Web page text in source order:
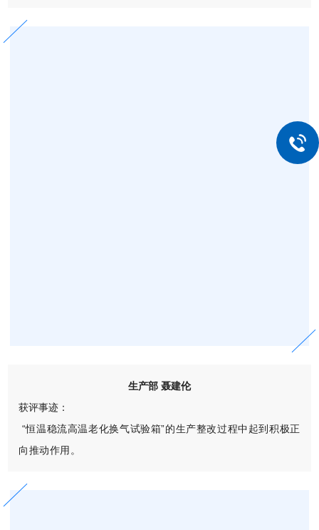
生产部 聂建伦
获评事迹：
“恒温稳流高温老化换气试验箱”的生产整改过程中起到积极正
向推动作用。